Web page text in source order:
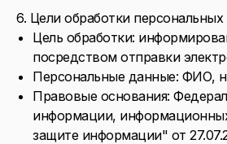
6. Цели обработки
Цель обработки:
посредством отправки
Персональные данные: ФИО,
Правовые основания:
информации,
защите информации" от